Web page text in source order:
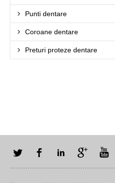
Punti dentare
Coroane dentare
Preturi proteze dentare
Twitter FacebookLinkedIn Google+